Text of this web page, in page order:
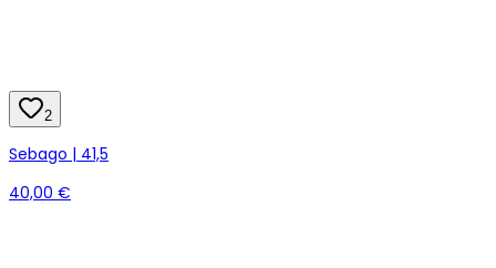
2
Sebago | 41,5
40,00 €